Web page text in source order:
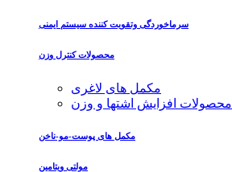
سرماخوردگی وتقویت کننده سیستم ایمنی
محصولات کنترل وزن
مکمل های لاغری
محصولات افزایش اشتها و وزن
مکمل های پوست-مو-ناخن
مولتی ویتامین